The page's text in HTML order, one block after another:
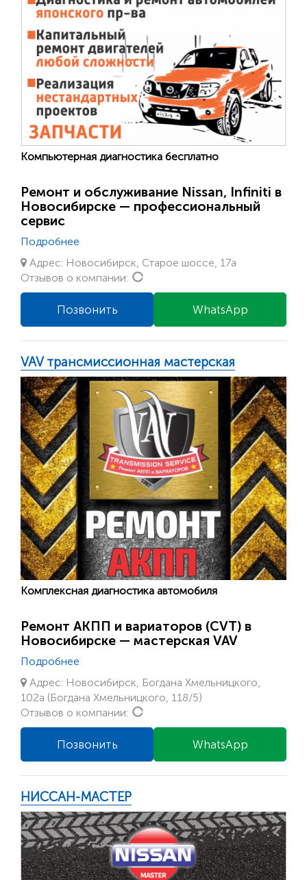
Компьютерная диагностика бесплатно
Ремонт и обслуживание Nissan, Infiniti в
Новосибирске — профессиональный
сервис
Подробнее
Адрес: Новосибирск, Старое шоссе, 17а
Отзывов о компании:
WhatsApp
Позвонить
VAV трансмиссионная мастерская
Комплексная диагностика автомобиля
Ремонт АКПП и вариаторов (CVT) в
Новосибирске — мастерская VAV
Подробнее
Адрес: Новосибирск, Богдана Хмельницкого,
102а (Богдана Хмельницкого, 118/5)
Отзывов о компании:
WhatsApp
Позвонить
НИССАН-МАСТЕР